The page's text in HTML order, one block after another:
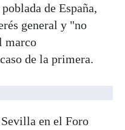
de España,
general y "no
marco
de la primera.
en el Foro